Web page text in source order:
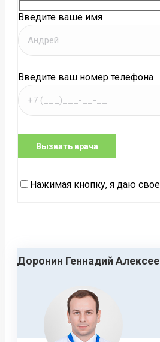
Введите ваше имя
Введите ваш номер телефона
Нажимая кнопку, я даю
Доронин Геннадий